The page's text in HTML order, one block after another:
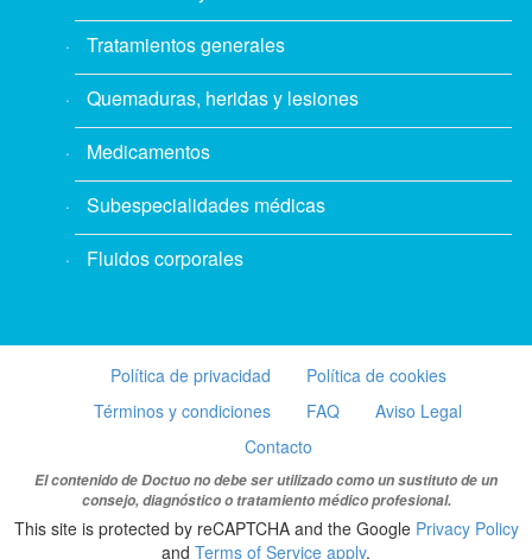
Tratamientos generales
Quemaduras, heridas y lesiones
Medicamentos
Subespecialidades médicas
Fluidos corporales
Política de privacidad
Política de cookies
Términos y condiciones
FAQ
Aviso Legal
Contacto
El contenido de Doctuo no debe ser utilizado como un sustituto de un
consejo, diagnóstico o tratamiento médico profesional.
This site is protected by reCAPTCHA and the Google Privacy Policy
and Terms of Service apply.